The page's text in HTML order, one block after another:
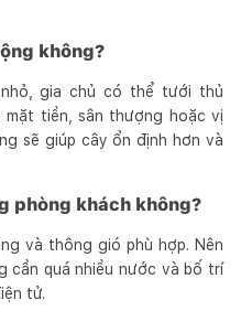
không?
gia chủ có thể tưới thủ
tiền, sân thượng hoặc vị
sẽ giúp cây ổn định hơn và
phòng khách không?
và thông gió phù hợp. Nên
cần quá nhiều nước và bố trí
tử.